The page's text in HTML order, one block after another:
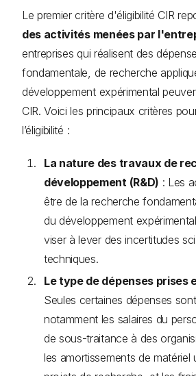
Le premier critère d'éligibilité CIR
des activités menées par
entreprises qui réalisent des
fondamentale, de recherche
développement expérimental
CIR. Voici les principaux critères
l’éligibilité :
La nature des travaux de
développement (R&D) : Les
être de la recherche
du développement
viser à lever des incertitudes
techniques.
Le type de dépenses prises
Seules certaines dépenses sont
notamment les salaires du
de sous-traitance à des
les amortissements de matériel